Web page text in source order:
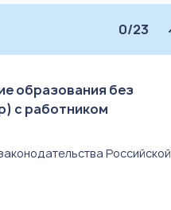
0/23
образования без
с работником
Российской